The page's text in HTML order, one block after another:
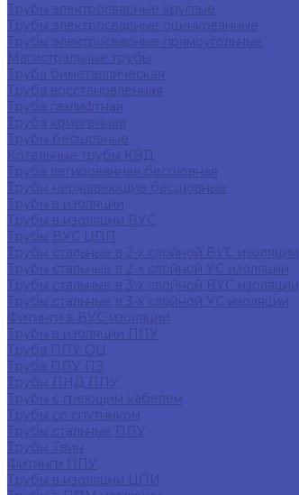
Трубы электросварные круглые
Трубы электросварные оцинкованные
Трубы электросварные прямоугольные
Магистральные трубы
Труба биметаллическая
Труба восстановленная
Труба газлифтная
Труба криогенная
Трубы бесшовные
Котельные трубы КВД
Труба легированная бесшовная
Трубы нержавеющие бесшовные
Трубы в изоляции
Трубы в изоляции ВУС
Трубы ВУС ЦПП
Трубы стальные в 2-х слойной ВУС изоляции
Трубы стальные в 2-х слойной УС изоляции
Трубы стальные в 3-х слойной ВУС изоляции
Трубы стальные в 3-х слойной УС изоляции
Фитинги в ВУС изоляции
Трубы в изоляции ППУ
Труба ППУ ОЦ
Труба ППУ ПЭ
Трубы ПНД ППУ
Трубы с греющим кабелем
Трубы со спутником
Трубы стальные ППУ
Трубы Твин
Фитинги ППУ
Трубы в изоляции ЦПИ